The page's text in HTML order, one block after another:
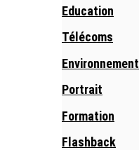
Education
Télécoms
Environnement
Portrait
Formation
Flashback